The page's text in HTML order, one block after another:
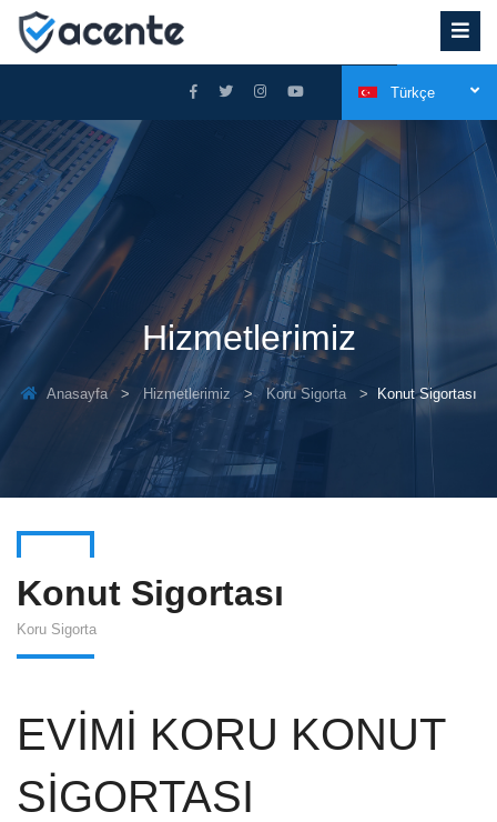
Türkçe
Hizmetlerimiz
Anasayfa Hizmetlerimiz Koru Sigorta Konut Sigortası
Konut Sigortası
Koru Sigorta
EVİMİ KORU KONUT
SİGORTASI